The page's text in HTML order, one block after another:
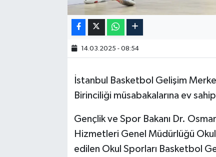
14.03.2025 - 08:54
İstanbul Basketbol Gelişim
Birinciliği müsabakalarına ev
Gençlik ve Spor Bakanı Dr.
Hizmetleri Genel Müdürlüğü Okul
edilen Okul Sporları Basketbol